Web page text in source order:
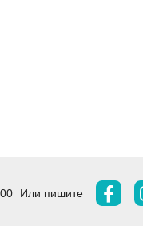
Или пишите